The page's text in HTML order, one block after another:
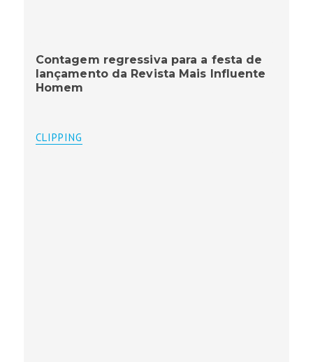
Contagem regressiva para a festa de
lançamento da Revista Mais Influente
Homem
CLIPPING